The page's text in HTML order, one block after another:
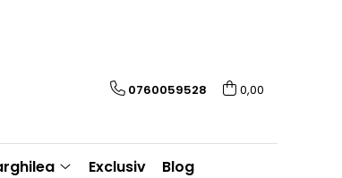
0760059528 0,00
Exclusiv Blog